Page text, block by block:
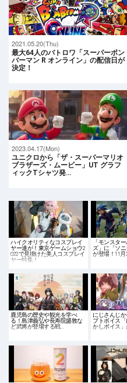
2021.05.20(Thu)
最大64人のバトロワ「スーパーボン
バーマン R オンライン」の配信日が
決定！
2023.04.17(Mon)
ユニクロから「ザ・スーパーマリオ
ブラザーズ・ムービー」UT グラフ
ィックTシャツ発…
ハイクオリティなコスプレイ
ヤー達が！東京ゲームショウ2
022で見掛けた美人コスプレイ
ヤー特集！
「モンスタ
ズ」に「ソ
が登場！11月
鹿児島の歴史や観光を学べ
る！島津義弘や長寿院盛敦な
ど武将が登場する戦…
にじさんじ
プトボイス
かしボイス」